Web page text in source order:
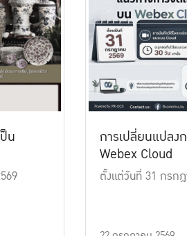
น
การเปลี่ยนแปลง
Webex Cloud
ตั้งแต่วันที่ 31 กรก